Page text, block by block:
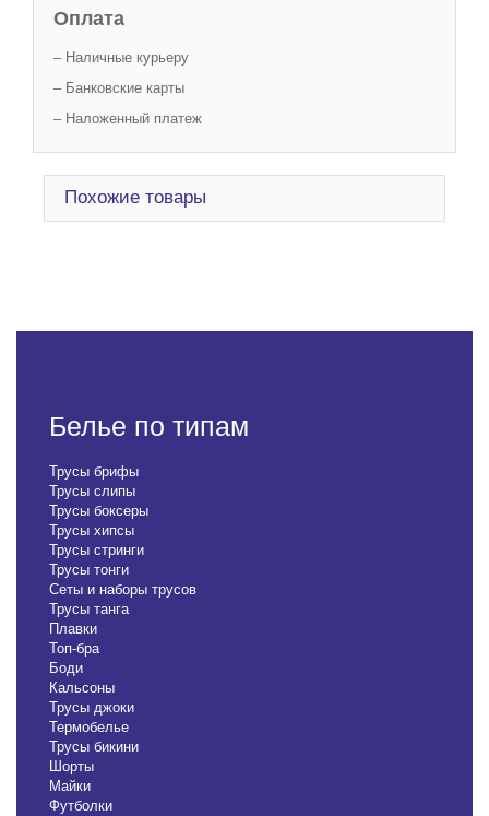
Оплата
– Наличные курьеру
– Банковские карты
– Наложенный платеж
Похожие товары
Белье по типам
Трусы брифы
Трусы слипы
Трусы боксеры
Трусы хипсы
Трусы стринги
Трусы тонги
Сеты и наборы трусов
Трусы танга
Плавки
Топ-бра
Боди
Кальсоны
Трусы джоки
Термобелье
Трусы бикини
Шорты
Майки
Футболки